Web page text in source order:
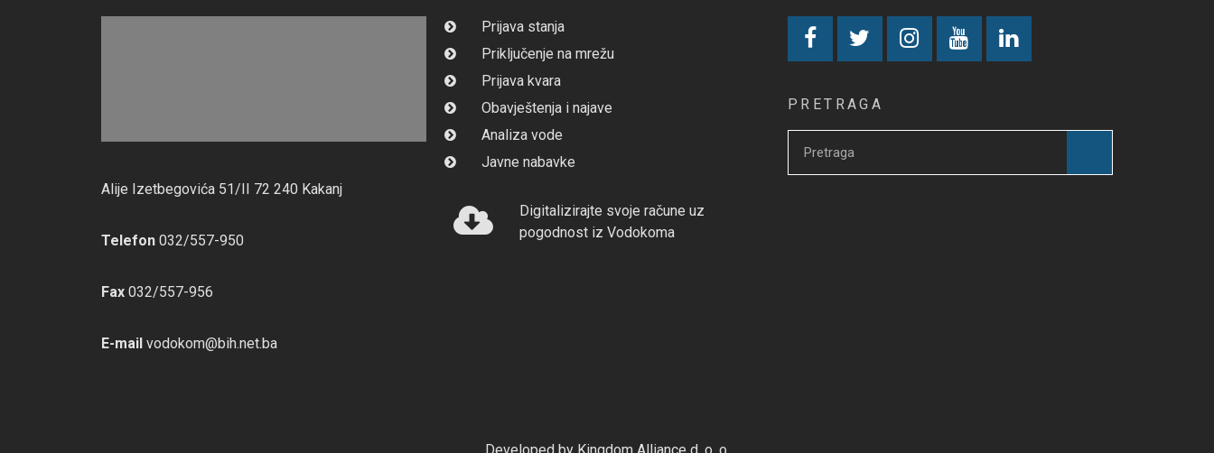
Alije Izetbegovića 51/II 72 240 Kakanj
Telefon 032/557-950
Fax 032/557-956
E-mail vodokom@bih.net.ba
Prijava stanja
Priključenje na mrežu
Prijava kvara
Obavještenja i najave
Analiza vode
Javne nabavke
Digitalizirajte svoje račune uz
pogodnost iz Vodokoma
PRETRAGA
Developed by Kingdom Alliance d. o. o.